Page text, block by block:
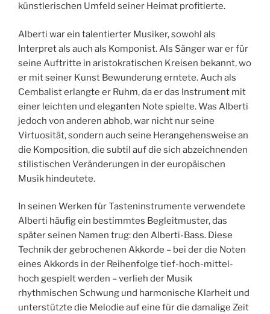
künstlerischen Umfeld seiner Heimat profitierte.
Alberti war ein talentierter Musiker, sowohl als
Interpret als auch als Komponist. Als Sänger war er für
seine Auftritte in aristokratischen Kreisen bekannt, wo
er mit seiner Kunst Bewunderung erntete. Auch als
Cembalist erlangte er Ruhm, da er das Instrument mit
einer leichten und eleganten Note spielte. Was Alberti
jedoch von anderen abhob, war nicht nur seine
Virtuosität, sondern auch seine Herangehensweise an
die Komposition, die subtil auf die sich abzeichnenden
stilistischen Veränderungen in der europäischen
Musik hindeutete.
In seinen Werken für Tasteninstrumente verwendete
Alberti häufig ein bestimmtes Begleitmuster, das
später seinen Namen trug: den Alberti-Bass. Diese
Technik der gebrochenen Akkorde – bei der die Noten
eines Akkords in der Reihenfolge tief-hoch-mittel-
hoch gespielt werden – verlieh der Musik
rhythmischen Schwung und harmonische Klarheit und
unterstützte die Melodie auf eine für die damalige Zeit